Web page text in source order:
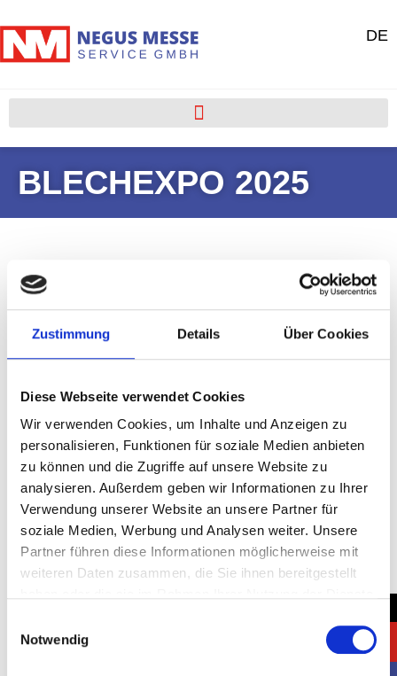
Zustimmung Details Über Cookies
Diese Webseite verwendet Cookies
Wir verwenden Cookies, um Inhalte und Anzeigen zu
personalisieren, Funktionen für soziale Medien anbieten
zu können und die Zugriffe auf unsere Website zu
analysieren. Außerdem geben wir Informationen zu Ihrer
Verwendung unserer Website an unsere Partner für
soziale Medien, Werbung und Analysen weiter. Unsere
Partner führen diese Informationen möglicherweise mit
weiteren Daten zusammen, die Sie ihnen bereitgestellt
Notwendig
DE
BLECHEXPO 2025
Portfolio
Location:
Stuttgart, Germany
Client:
Micron